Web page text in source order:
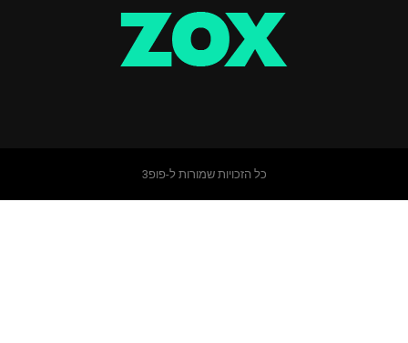
כל הזכויות שמורות ל-פופ3